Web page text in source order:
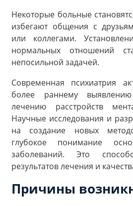
Некоторые больные
избегают общения с
или коллегами.
нормальных отношений
непосильной задачей.
Современная психиатрия
более раннему
лечению расстройств
Научные исследования и
на создание новых
глубокое понимание
заболеваний. Это
результатов лечения и
Причины